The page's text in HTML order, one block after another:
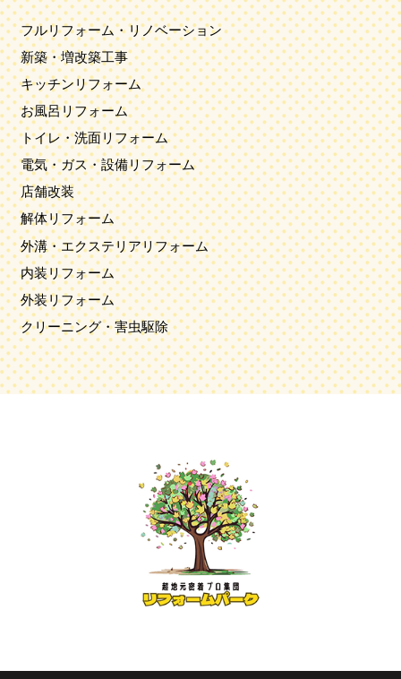
フルリフォーム・リノベーション
新築・増改築工事
キッチンリフォーム
お風呂リフォーム
トイレ・洗面リフォーム
電気・ガス・設備リフォーム
店舗改装
解体リフォーム
外溝・エクステリアリフォーム
内装リフォーム
外装リフォーム
クリーニング・害虫駆除